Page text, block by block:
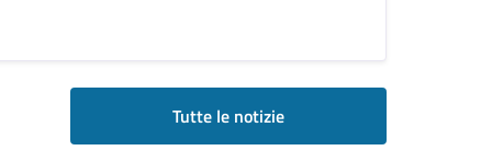
Tutte le notizie